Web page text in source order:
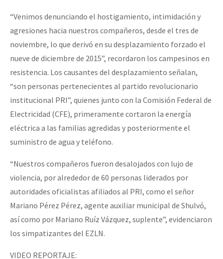
“Venimos denunciando el hostigamiento, intimidación y
agresiones hacia nuestros compañeros, desde el tres de
noviembre, lo que derivó en su desplazamiento forzado el
nueve de diciembre de 2015”, recordaron los campesinos en
resistencia. Los causantes del desplazamiento señalan,
“son personas pertenecientes al partido revolucionario
institucional PRI”, quienes junto con la Comisión Federal de
Electricidad (CFE), primeramente cortaron la energía
eléctrica a las familias agredidas y posteriormente el
suministro de agua y teléfono.
“Nuestros compañeros fueron desalojados con lujo de
violencia, por alrededor de 60 personas liderados por
autoridades oficialistas afiliados al PRI, como el señor
Mariano Pérez Pérez, agente auxiliar municipal de Shulvó,
así como por Mariano Ruíz Vázquez, suplente”, evidenciaron
los simpatizantes del EZLN.
VIDEO REPORTAJE: